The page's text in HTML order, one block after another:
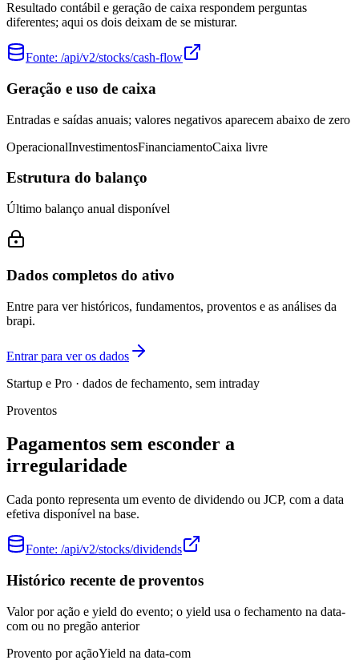
Resultado contábil e geração de caixa respondem perguntas
diferentes; aqui os dois deixam de se misturar.
Fonte: /api/v2/stocks/cash-flow
Geração e uso de caixa
Entradas e saídas anuais; valores negativos aparecem abaixo de zero
OperacionalInvestimentosFinanciamentoCaixa livre
Estrutura do balanço
Último balanço anual disponível
Dados completos do ativo
Entre para ver históricos, fundamentos, proventos e as análises da
brapi.
Entrar para ver os dados
Startup e Pro · dados de fechamento, sem intraday
Proventos
Pagamentos sem esconder a
irregularidade
Cada ponto representa um evento de dividendo ou JCP, com a data
efetiva disponível na base.
Fonte: /api/v2/stocks/dividends
Histórico recente de proventos
Valor por ação e yield do evento; o yield usa o fechamento na data-
com ou no pregão anterior
Provento por açãoYield na data-com